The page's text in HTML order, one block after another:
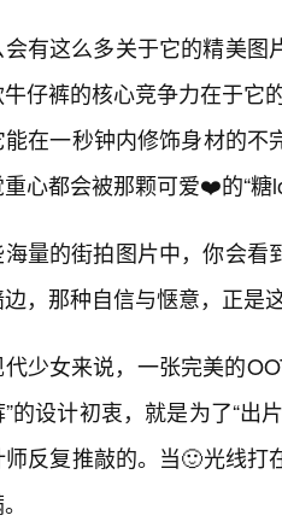
有这么多关于它的精美
仔裤的核心竞争力在于它
在一秒钟内修饰身材的
心都会被那颗可爱❤️的“糖
量的街拍图片中，你会看
，那种自信与惬意，正是
少女来说，一张完美的
的设计初衷，就是为了“出
反复推敲的。当🙂光线